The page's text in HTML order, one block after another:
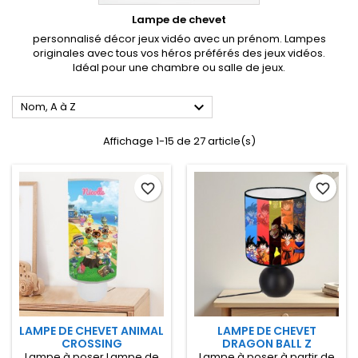
Lampe de chevet
personnalisé décor jeux vidéo avec un prénom. Lampes
originales avec tous vos héros préférés des jeux vidéos.
Idéal pour une chambre ou salle de jeux.
Nom, A à Z 
Affichage 1-15 de 27 article(s)
LAMPE DE CHEVET ANIMAL
CROSSING
favorite_border
LAMPE DE CHEVET
DRAGON BALL Z
favorite_border